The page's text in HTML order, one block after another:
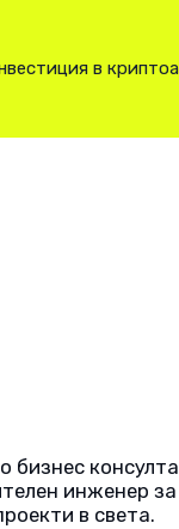
в
инженер
в света.